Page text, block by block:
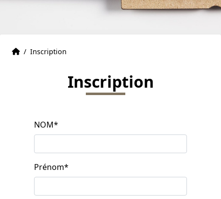
Accueil
Accueil
/ Inscription
Inscription
NOM*
Prénom*